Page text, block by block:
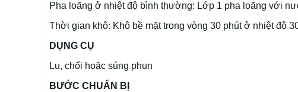
Pha loãng ở nhiệt độ bình thường: Lớp 1 pha loãng với
Thời gian khô: Khô bề mặt trong vòng 30 phút ở nhiệt độ
DỤNG CỤ
Lu, chổi hoặc súng phun
BƯỚC CHUẨN BỊ